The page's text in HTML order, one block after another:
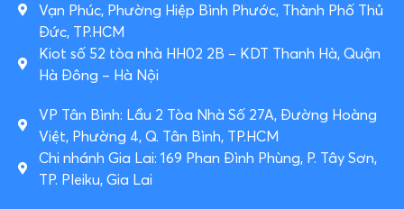
Vạn Phúc, Phường Hiệp Bình Phước, Thành Phố Thủ
Đức, TP.HCM
Kiot số 52 tòa nhà HH02 2B – KDT Thanh Hà, Quận
Hà Đông – Hà Nội
VP Tân Bình: Lầu 2 Tòa Nhà Số 27A, Đường Hoàng
Việt, Phường 4, Q. Tân Bình, TP.HCM
Chi nhánh Gia Lai: 169 Phan Đình Phùng, P. Tây Sơn,
TP. Pleiku, Gia Lai